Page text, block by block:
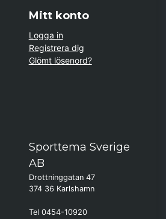
Mitt konto
Logga in
Registrera dig
Glömt lösenord?
Sporttema Sverige
AB
Drottninggatan 47
374 36 Karlshamn
Tel 0454-10920